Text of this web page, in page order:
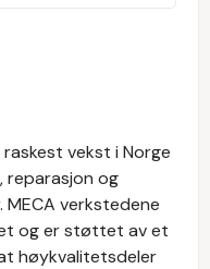
vekst i Norge
reparasjon og
verkstedene
og er støttet av et
høykvalitetsdeler